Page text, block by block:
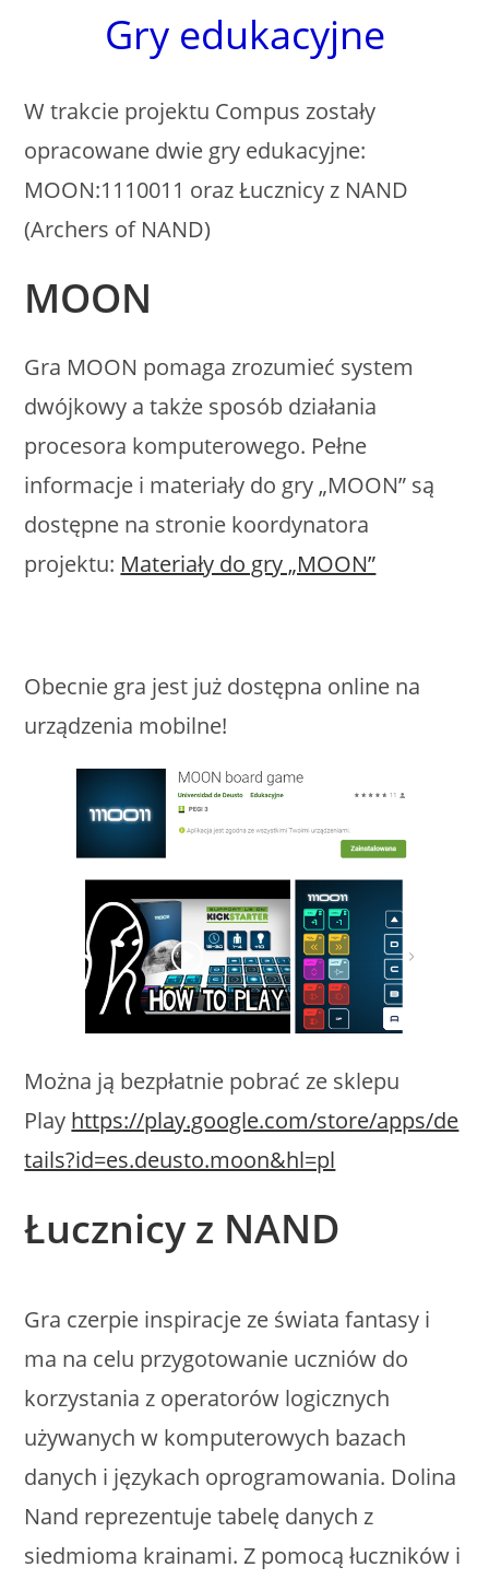
Gry edukacyjne
W trakcie projektu Compus zostały
opracowane dwie gry edukacyjne:
MOON:1110011 oraz Łucznicy z NAND
(Archers of NAND)
MOON
Gra MOON pomaga zrozumieć system
dwójkowy a także sposób działania
procesora komputerowego. Pełne
informacje i materiały do gry „MOON” są
dostępne na stronie koordynatora
projektu: Materiały do gry „MOON”
Obecnie gra jest już dostępna online na
urządzenia mobilne!
Można ją bezpłatnie pobrać ze sklepu
Play https://play.google.com/store/apps/de
tails?id=es.deusto.moon&hl=pl
Łucznicy z NAND
Gra czerpie inspiracje ze świata fantasy i
ma na celu przygotowanie uczniów do
korzystania z operatorów logicznych
używanych w komputerowych bazach
danych i językach oprogramowania. Dolina
Nand reprezentuje tabelę danych z
siedmioma krainami. Z pomocą łuczników i